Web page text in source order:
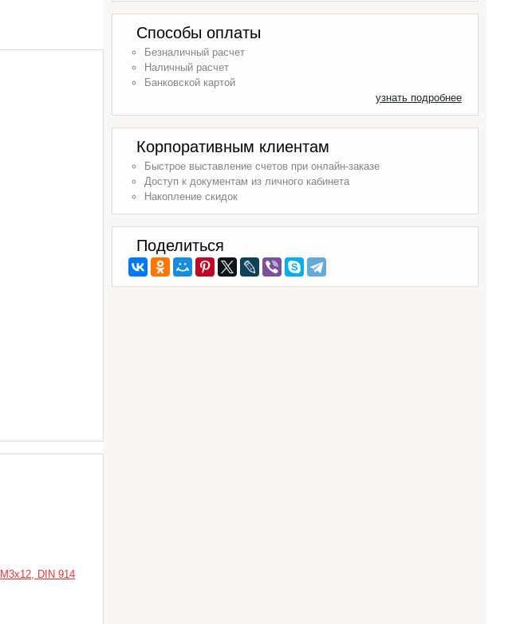
М3х12, DIN 914
Способы оплаты
Безналичный расчет
Наличный расчет
Банковской картой
узнать подробнее
Корпоративным клиентам
Быстрое выставление счетов при онлайн-заказе
Доступ к документам из личного кабинета
Накопление скидок
Поделиться